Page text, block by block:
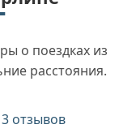
о поездках из
расстояния.
отзывов